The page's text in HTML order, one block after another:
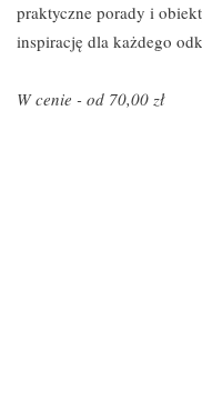
praktyczne porady i
inspirację dla każdego
W cenie - od 70,00 zł